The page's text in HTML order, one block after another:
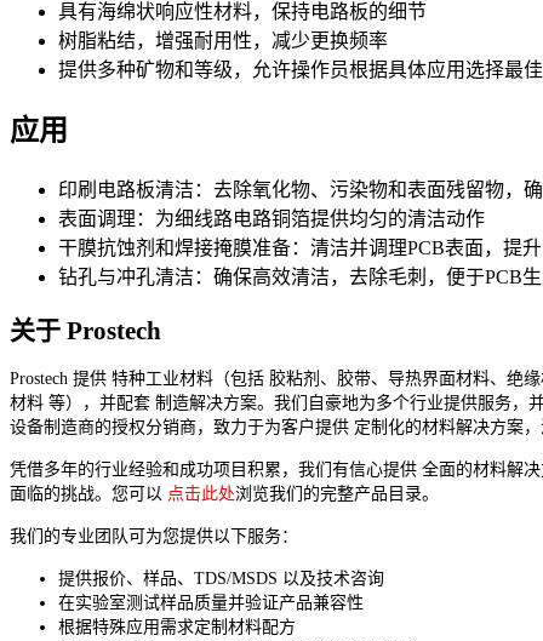
具有海绵状响应性材料，保持电路板的细节
树脂粘结，增强耐用性，减少更换频率
提供多种矿物和等级，允许操作员根据具体应用选择最
应用
印刷电路板清洁：去除氧化物、污染物和表面残留物，
表面调理：为细线路电路铜箔提供均匀的清洁动作
干膜抗蚀剂和焊接掩膜准备：清洁并调理PCB表面，提
钻孔与冲孔清洁：确保高效清洁，去除毛刺，便于PCB
关于 Prostech
Prostech 提供 特种工业材料（包括 胶粘剂、胶带、导热界面材料、绝
材料 等），并配套 制造解决方案。我们自豪地为多个行业提供服务，
设备制造商的授权分销商，致力于为客户提供 定制化的材料解决方案
凭借多年的行业经验和成功项目积累，我们有信心提供 全面的材料解
面临的挑战。您可以 点击此处浏览我们的完整产品目录。
我们的专业团队可为您提供以下服务：
提供报价、样品、TDS/MSDS 以及技术咨询
在实验室测试样品质量并验证产品兼容性
根据特殊应用需求定制材料配方